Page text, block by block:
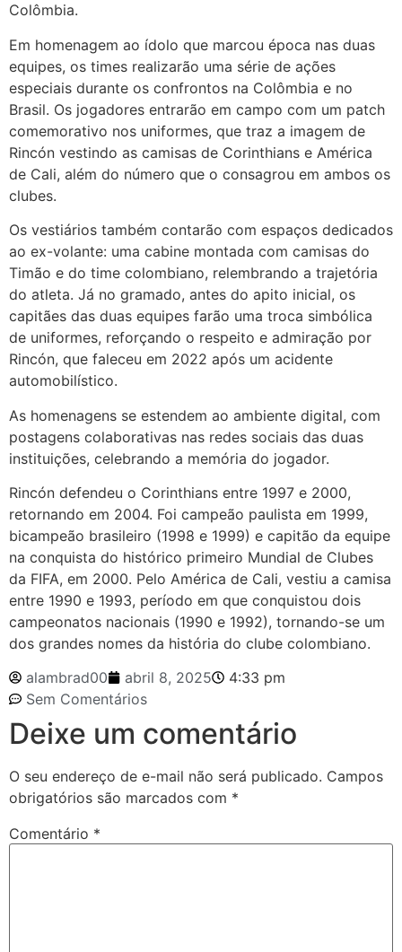
Colômbia.
Em homenagem ao ídolo que marcou época nas duas
equipes, os times realizarão uma série de ações
especiais durante os confrontos na Colômbia e no
Brasil. Os jogadores entrarão em campo com um patch
comemorativo nos uniformes, que traz a imagem de
Rincón vestindo as camisas de Corinthians e América
de Cali, além do número que o consagrou em ambos os
clubes.
Os vestiários também contarão com espaços dedicados
ao ex-volante: uma cabine montada com camisas do
Timão e do time colombiano, relembrando a trajetória
do atleta. Já no gramado, antes do apito inicial, os
capitães das duas equipes farão uma troca simbólica
de uniformes, reforçando o respeito e admiração por
Rincón, que faleceu em 2022 após um acidente
automobilístico.
As homenagens se estendem ao ambiente digital, com
postagens colaborativas nas redes sociais das duas
instituições, celebrando a memória do jogador.
Rincón defendeu o Corinthians entre 1997 e 2000,
retornando em 2004. Foi campeão paulista em 1999,
bicampeão brasileiro (1998 e 1999) e capitão da equipe
na conquista do histórico primeiro Mundial de Clubes
da FIFA, em 2000. Pelo América de Cali, vestiu a camisa
entre 1990 e 1993, período em que conquistou dois
campeonatos nacionais (1990 e 1992), tornando-se um
dos grandes nomes da história do clube colombiano.
alambrad00
abril 8, 2025
4:33 pm
Sem Comentários
Deixe um comentário
O seu endereço de e-mail não será publicado. Campos
obrigatórios são marcados com *
Comentário *